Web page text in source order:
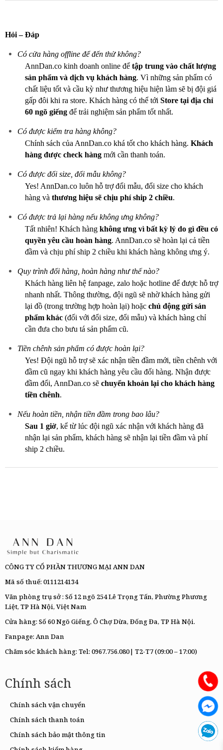
Hỏi – Đáp
Có cửa hàng offline để đến thử không?
AnnDan.co kinh doanh online để tập trung vào chất lượng
sản phẩm và dịch vụ khách hàng. Vì những sản phẩm có
chất liệu tốt và cầu kỳ như thương hiệu hiện làm sẽ bị đội giá
gấp đôi khi ra store. Khách hàng có thể tới Store tại địa chỉ
60 ngõ giếng để trải nghiệm sản phẩm tốt nhất.
Có được kiểm tra hàng không?
Chính sách của AnnDan.co khá tốt cho khách hàng. Khách
hàng được check hàng mới cần thanh toán.
Có được đổi size, đổi mẫu không?
Yes! AnnDan.co luôn hỗ trợ đổi mẫu, đổi size cho khách
hàng và thương hiệu sẽ chịu phí ship 2 chiều.
Có được trả lại hàng nếu không ưng không?
Tất nhiên! Khách hàng không ưng vì bất kỳ lý do gì đều có
quyền yêu cầu hoàn hàng. AnnDan.co sẽ hoàn lại cả tiền
đầm và chịu phí ship 2 chiều khi khách hàng không ưng ý.
Quy trình đổi hàng, hoàn hàng như thế nào?
Khách hàng liên hệ fanpage, zalo hoặc hotline để được hỗ trợ
nhanh nhất. Thông thường, đội ngũ sẽ nhờ khách hàng gửi
lại đồ (trong trường hợp hoàn lại) hoặc chủ động gửi sản
phẩm khác (đối với đổi size, đổi mẫu) và khách hàng chỉ
cần đưa cho bưu tá sản phẩm cũ.
Tiền chênh sản phẩm có được hoàn lại?
Yes! Đội ngũ hỗ trợ sẽ xác nhận tiền đầm mới, tiền chênh với
đầm cũ ngay khi khách hàng yêu cầu đổi hàng. Nhận được
đầm đổi, AnnDan.co sẽ chuyển khoản lại cho khách hàng
tiền chênh.
Nếu hoàn tiền, nhận tiền đầm trong bao lâu?
Sau 1 giờ, kể từ lúc đội ngũ xác nhận với khách hàng đã
nhận lại sản phẩm, khách hàng sẽ nhận lại tiền đầm và phí
ship 2 chiều.
CÔNG TY CỔ PHẦN THƯƠNG MẠI ANN DAN
Mã số thuế: 0111214134
Văn phòng trụ sở : Số 12 ngõ 254 Lê Trọng Tấn, Phường Phương
Liệt, TP Hà Nội, Việt Nam
Cửa hàng: Số 60 Ngõ Giếng, Ô Chợ Dừa, Đống Đa, TP Hà Nội.
Fanpage: Ann Dan
Chăm sóc khách hàng: Tel: 0967.756.080| T2-T7 (09:00 – 17:00)
Chính sách
Chính sách vận chuyển
Chính sách thanh toán
Chính sách bảo mật thông tin